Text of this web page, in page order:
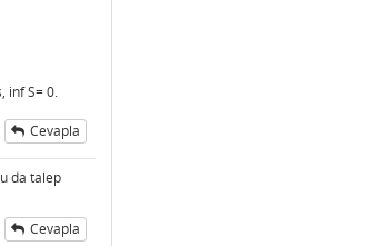
inf S= 0.
Cevapla
da talep
Cevapla